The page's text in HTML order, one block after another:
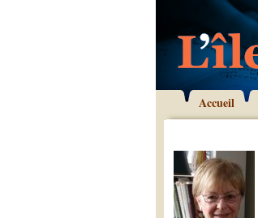
Accueil